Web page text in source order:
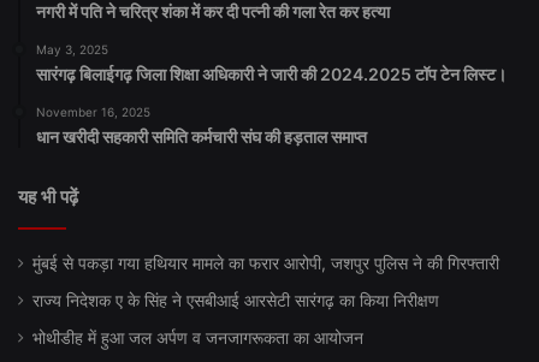
नगरी में पति ने चरित्र शंका में कर दी पत्नी की गला रेत कर हत्या
May 3, 2025
सारंगढ़ बिलाईगढ़ जिला शिक्षा अधिकारी ने जारी की 2024.2025 टॉप टेन लिस्ट।
November 16, 2025
धान खरीदी सहकारी समिति कर्मचारी संघ की हड़ताल समाप्त
यह भी पढ़ें
मुंबई से पकड़ा गया हथियार मामले का फरार आरोपी, जशपुर पुलिस ने की गिरफ्तारी
राज्य निदेशक ए के सिंह ने एसबीआई आरसेटी सारंगढ़ का किया निरीक्षण
भोथीडीह में हुआ जल अर्पण व जनजागरूकता का आयोजन